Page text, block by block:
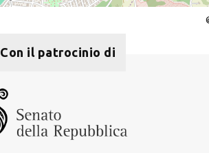
Con il patrocinio di